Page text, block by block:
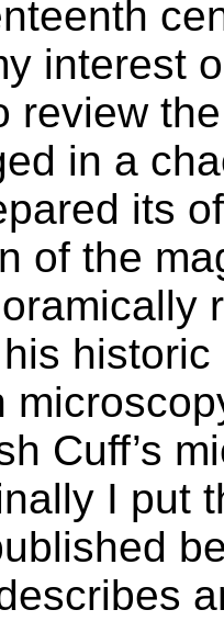
interest
review
in a
its
of the
Cuff’s
I put